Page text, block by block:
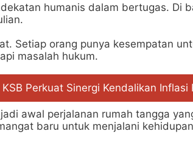
humanis dalam bertugas. Di
Setiap orang punya kesempatan
masalah hukum.
Perkuat Sinergi Kendalikan Inflasi
awal perjalanan rumah tangga
baru untuk menjalani